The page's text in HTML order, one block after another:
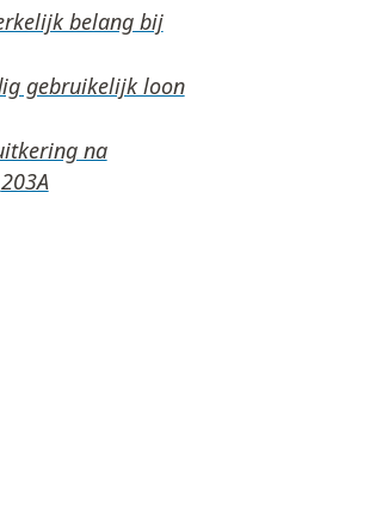
belang bij
gebruikelijk loon
na